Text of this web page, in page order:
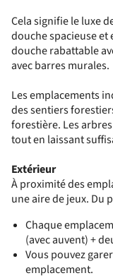
Cela signifie le luxe
douche spacieuse et
douche rabattable
avec barres murales.
Les emplacements
des sentiers
forestière. Les
tout en laissant
Extérieur
À proximité des
une aire de jeux. Du
Chaque
(avec auvent) +
Vous pouvez
emplacement.